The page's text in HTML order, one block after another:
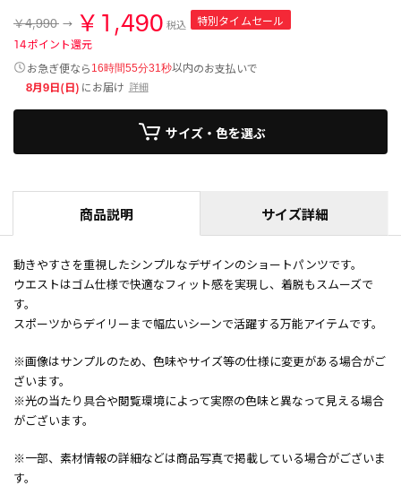
￥4,990 ￥1,490 税込
特別タイムセール
14ポイント還元
お急ぎ便なら 16時間55分31秒以内のお支払いで
8月9日(日) にお届け 詳細
サイズ・色を選ぶ
商品説明 サイズ詳細
動きやすさを重視したシンプルなデザインのショートパンツです。
ウエストはゴム仕様で快適なフィット感を実現し、着脱もスムーズで
す。
スポーツからデイリーまで幅広いシーンで活躍する万能アイテムです。
※画像はサンプルのため、色味やサイズ等の仕様に変更がある場合がご
ざいます。
※光の当たり具合や閲覧環境によって実際の色味と異なって見える場合
がございます。
※一部、素材情報の詳細などは商品写真で掲載している場合がございま
す。